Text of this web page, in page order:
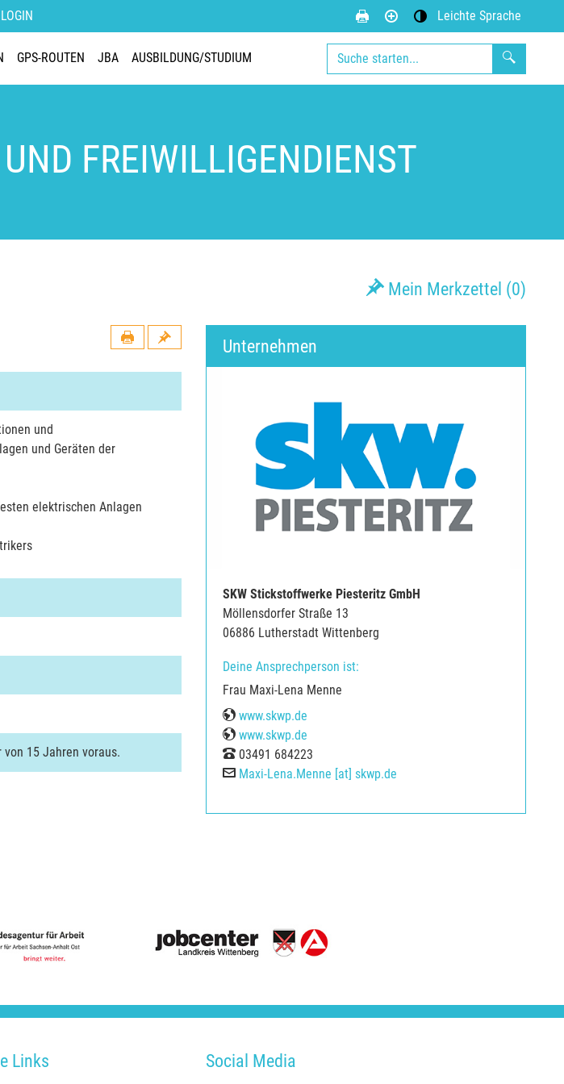
LOGIN
Kontrastmodus aktivieren
Leichte Sprache
GPS-ROUTEN JBA AUSBILDUNG/STUDIUM
FREIWILLIGENDIENST
Mein Merkzettel (0)
und
und Geräten der
elektrischen Anlagen
15 Jahren voraus.
Unternehmen
SKW Stickstoffwerke Piesteritz GmbH
Möllensdorfer Straße 13
06886 Lutherstadt Wittenberg
Deine Ansprechperson ist:
Frau Maxi-Lena Menne
Web
www.skwp.de
Web
www.skwp.de
Tel
03491 684223
E-Mail
Maxi-Lena.Menne [at] skwp.de
Links Social Media